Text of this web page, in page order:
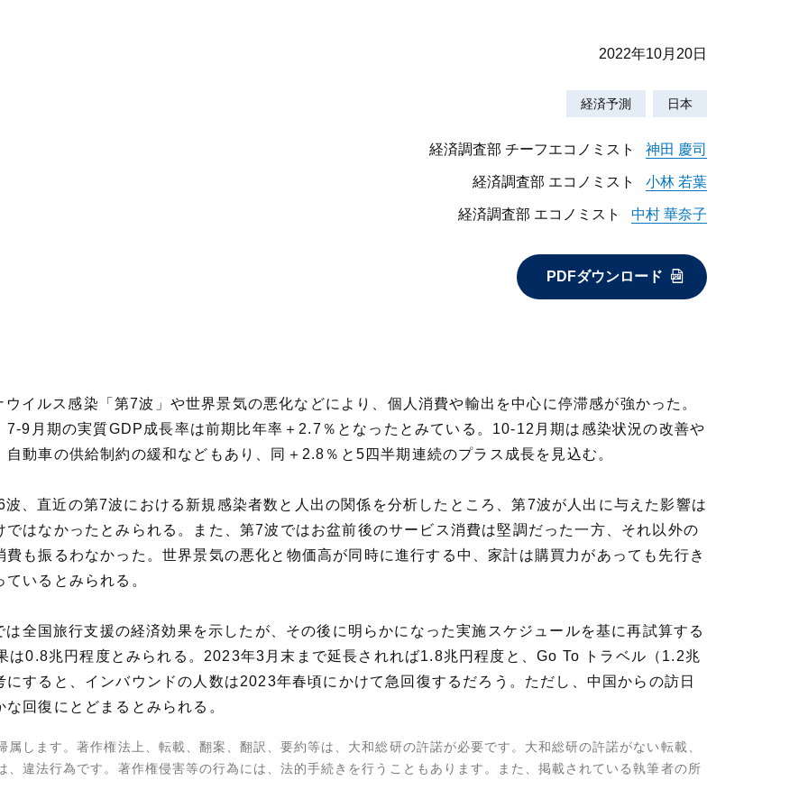
2022年10月20日
経済予測 日本
経済調査部 チーフエコノミスト 神田 慶司
経済調査部 エコノミスト 小林 若葉
経済調査部 エコノミスト 中村 華奈子
PDFダウンロード
イルス感染「第7波」や世界景気の悪化などにより、個人消費や輸出を中心に停滞感が強かった。
9月期の実質GDP成長率は前期比年率＋2.7％となったとみている。10-12月期は感染状況の改善や
動車の供給制約の緩和などもあり、同＋2.8％と5四半期連続のプラス成長を見込む。
、直近の第7波における新規感染者数と人出の関係を分析したところ、第7波が人出に与えた影響は
はなかったとみられる。また、第7波ではお盆前後のサービス消費は堅調だった一方、それ以外の
も振るわなかった。世界景気の悪化と物価高が同時に進行する中、家計は購買力があっても先行き
いるとみられる。
全国旅行支援の経済効果を示したが、その後に明らかになった実施スケジュールを基に再試算する
は0.8兆円程度とみられる。2023年3月末まで延長されれば1.8兆円程度と、Go To トラベル（1.2兆
すると、インバウンドの人数は2023年春頃にかけて急回復するだろう。ただし、中国からの訪日
回復にとどまるとみられる。
します。著作権法上、転載、翻案、翻訳、要約等は、大和総研の許諾が必要です。大和総研の許諾がない転載、
違法行為です。著作権侵害等の行為には、法的手続きを行うこともあります。また、掲載されている執筆者の所